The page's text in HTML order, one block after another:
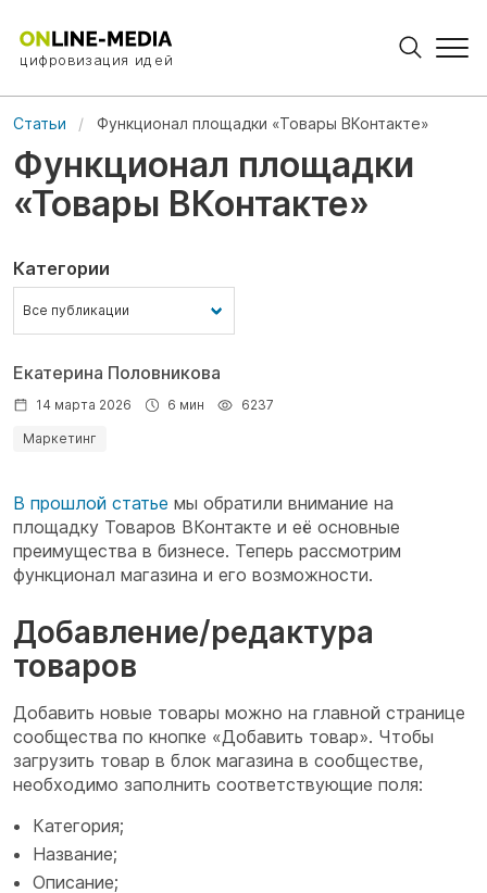
цифровизация идей
Статьи Функционал площадки «Товары ВКонтакте»
Функционал площадки
«Товары ВКонтакте»
Категории
Екатерина Половникова
14 марта 2026 6 мин 6237
Маркетинг
В прошлой статье мы обратили внимание на
площадку Товаров ВКонтакте и её основные
преимущества в бизнесе. Теперь рассмотрим
функционал магазина и его возможности.
Добавление/редактура
товаров
Добавить новые товары можно на главной странице
сообщества по кнопке «Добавить товар». Чтобы
загрузить товар в блок магазина в сообществе,
необходимо заполнить соответствующие поля:
Категория;
Название;
Описание;